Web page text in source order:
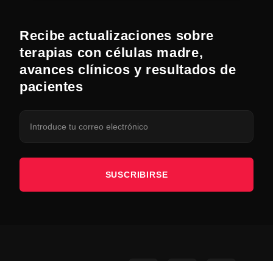
Recibe actualizaciones sobre
terapias con células madre,
avances clínicos y resultados de
pacientes
SUSCRIBIRSE